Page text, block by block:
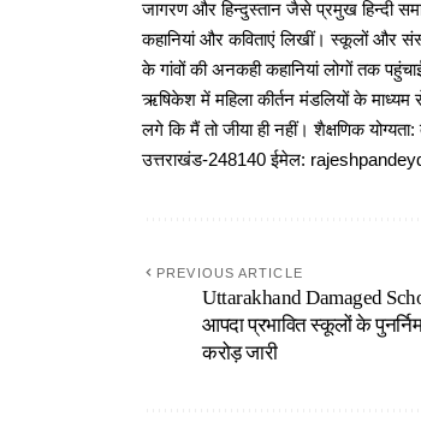
जागरण और हिन्दुस्तान जैसे प्रमुख हिन्दी
कहानियां और कविताएं लिखीं। स्कूलों और
के गांवों की अनकही कहानियां लोगों तक
ऋषिकेश में महिला कीर्तन मंडलियों के माध्यम
लगे कि मैं तो जीया ही नहीं। शैक्षणिक
उत्तराखंड-248140 ईमेल:
PREVIOUS ARTICLE
Uttarakhand Damaged
आपदा प्रभावित स्कूलों के
करोड़ जारी